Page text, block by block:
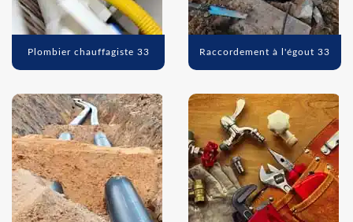
Plombier chauffagiste 33 Raccordement à l'égout 33